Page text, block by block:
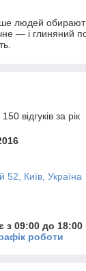
людей
— і глиняний
відгуків за рік
52, Київ, Україна
з 09:00 до 18:00
роботи